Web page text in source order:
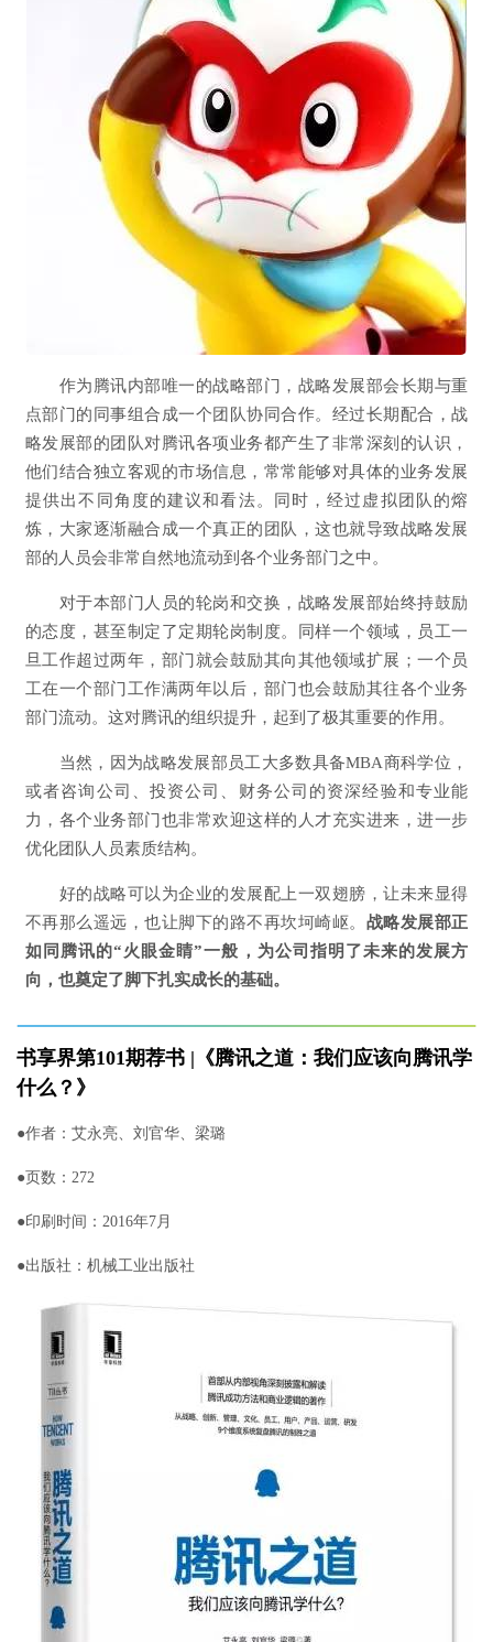
作为腾讯内部唯一的战略部门，战略发展部会长期与重
点部门的同事组合成一个团队协同合作。经过长期配合，战
略发展部的团队对腾讯各项业务都产生了非常深刻的认识，
他们结合独立客观的市场信息，常常能够对具体的业务发展
提供出不同角度的建议和看法。同时，经过虚拟团队的熔
炼，大家逐渐融合成一个真正的团队，这也就导致战略发展
部的人员会非常自然地流动到各个业务部门之中。
对于本部门人员的轮岗和交换，战略发展部始终持鼓励
的态度，甚至制定了定期轮岗制度。同样一个领域，员工一
旦工作超过两年，部门就会鼓励其向其他领域扩展；一个员
工在一个部门工作满两年以后，部门也会鼓励其往各个业务
部门流动。这对腾讯的组织提升，起到了极其重要的作用。
当然，因为战略发展部员工大多数具备MBA商科学位，
或者咨询公司、投资公司、财务公司的资深经验和专业能
力，各个业务部门也非常欢迎这样的人才充实进来，进一步
优化团队人员素质结构。
好的战略可以为企业的发展配上一双翅膀，让未来显得
不再那么遥远，也让脚下的路不再坎坷崎岖。 战略发展部正
如同腾讯的“火眼金睛”一般，为公司指明了未来的发展方
向，也奠定了脚下扎实成长的基础。
书享界第101期荐书 |《腾讯之道：我们应该向腾讯学
什么？ 》
●作者 ： 艾永亮、刘官华、梁璐
●页数：272
●印刷时间：2016年7月
●出版社 ：机械工业出版社